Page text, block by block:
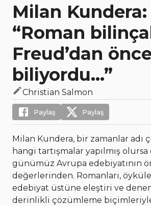
Milan Kundera:
“Roman
Freud’dan
biliyordu…”
Christian Salmon
Paylaş Paylaş
Milan Kundera, bir zamanlar adı
hangi tartışmalar yapılmış olursa
günümüz Avrupa edebiyatının
değerlerinden. Romanları,
edebiyat üstüne eleştiri ve
derinlikli çözümleme